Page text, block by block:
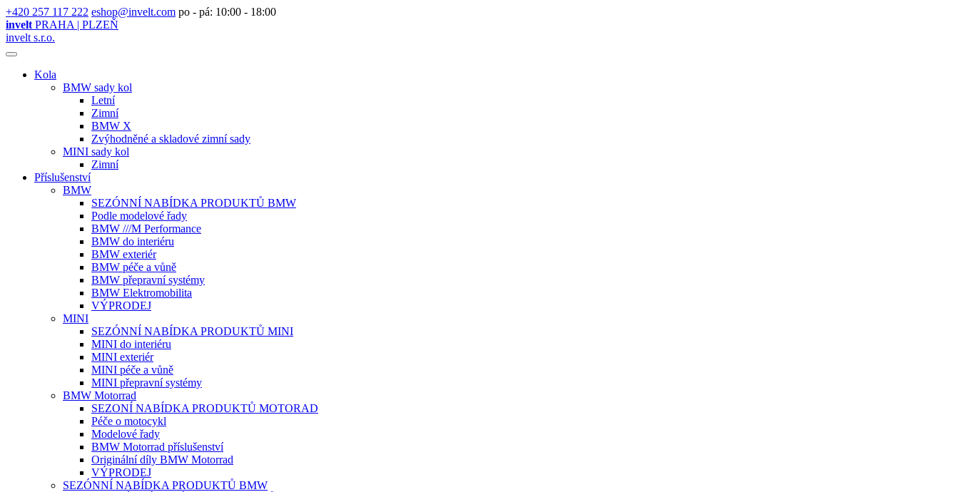
+420 257 117 222 eshop@invelt.com po - pá: 10:00 - 18:00
invelt PRAHA | PLZEŇ
invelt s.r.o.
Kola
BMW sady kol
Letní
Zimní
BMW X
Zvýhodněné a skladové zimní sady
MINI sady kol
Zimní
Příslušenství
BMW
SEZÓNNÍ NABÍDKA PRODUKTŮ BMW
Podle modelové řady
BMW ///M Performance
BMW do interiéru
BMW exteriér
BMW péče a vůně
BMW přepravní systémy
BMW Elektromobilita
VÝPRODEJ
MINI
SEZÓNNÍ NABÍDKA PRODUKTŮ MINI
MINI do interiéru
MINI exteriér
MINI péče a vůně
MINI přepravní systémy
BMW Motorrad
SEZONÍ NABÍDKA PRODUKTŮ MOTORAD
Péče o motocykl
Modelové řady
BMW Motorrad příslušenství
Originální díly BMW Motorrad
VÝPRODEJ
SEZÓNNÍ NABÍDKA PRODUKTŮ BMW